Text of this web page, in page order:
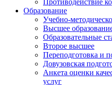
Противодействие
Образование
Учебно-
Высшее
Образовательные
Второе высшее
Переподготовка и
Довузовская
Анкета оценки
услуг